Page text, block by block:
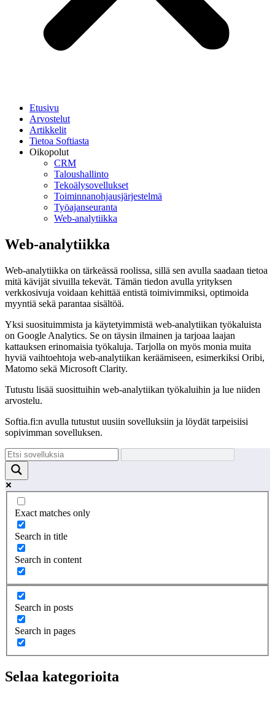
Etusivu
Arvostelut
Artikkelit
Tietoa Softiasta
Oikopolut
CRM
Taloushallinto
Tekoälysovellukset
Toiminnan­ohjausjärjestelmä
Työajanseuranta
Web-analytiikka
Web-analytiikka
Web-analytiikka on tärkeässä roolissa, sillä sen avulla saadaan tietoa
mitä kävijät sivuilla tekevät. Tämän tiedon avulla yrityksen
verkkosivuja voidaan kehittää entistä toimivimmiksi, optimoida
myyntiä sekä parantaa sisältöä.
Yksi suosituimmista ja käytetyimmistä web-analytiikan työkaluista
on Google Analytics. Se on täysin ilmainen ja tarjoaa laajan
kattauksen erinomaisia työkaluja. Tarjolla on myös monia muita
hyviä vaihtoehtoja web-analytiikan keräämiseen, esimerkiksi Oribi,
Matomo sekä Microsoft Clarity.
Tutustu lisää suosittuihin web-analytiikan työkaluihin ja lue niiden
arvostelu.
Softia.fi:n avulla tutustut uusiin sovelluksiin ja löydät tarpeisiisi
sopivimman sovelluksen.
Exact matches only
Search in title
Search in content
Search in posts
Search in pages
Selaa kategorioita